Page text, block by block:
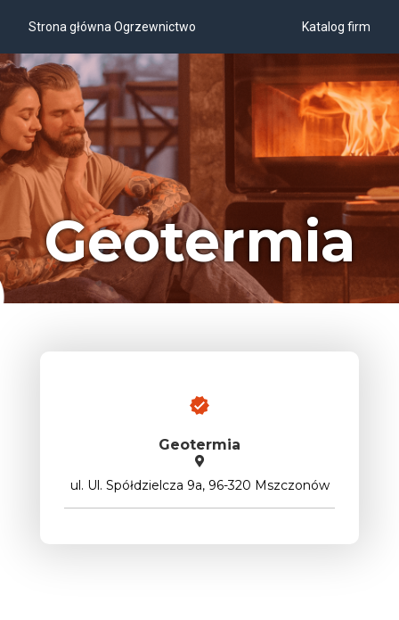
Strona główna Ogrzewnictwo Katalog firm
Geotermia
Geotermia
ul. Ul. Spółdzielcza 9a, 96-320 Mszczonów